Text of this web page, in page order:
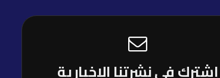
إشترك فى نشرتنا الإخبارية